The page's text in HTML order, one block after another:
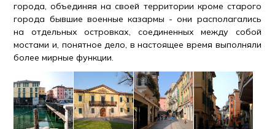
города, объединяя на своей территории кроме старого
города бывшие военные казармы - они располагались
на отдельных островках, соединенных между собой
мостами и, понятное дело, в настоящее время выполняли
более мирные функции.